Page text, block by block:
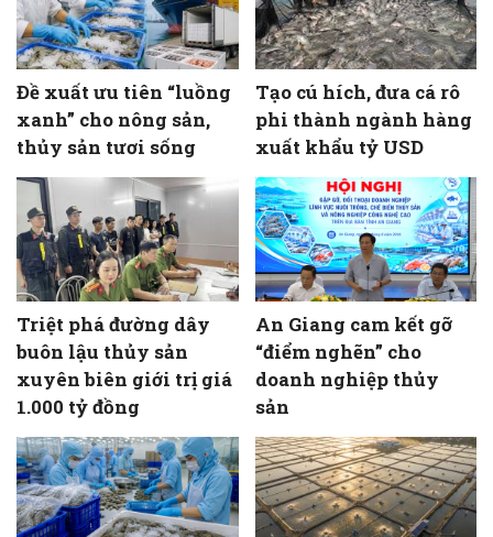
Đề xuất ưu tiên “luồng
xanh” cho nông sản,
thủy sản tươi sống
Tạo cú hích, đưa cá rô
phi thành ngành hàng
xuất khẩu tỷ USD
Triệt phá đường dây
buôn lậu thủy sản
xuyên biên giới trị giá
1.000 tỷ đồng
An Giang cam kết gỡ
“điểm nghẽn” cho
doanh nghiệp thủy
sản